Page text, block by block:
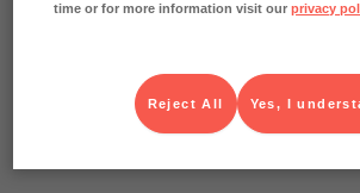
time or for more information visit ourprivacy
Yes, I
Reject All